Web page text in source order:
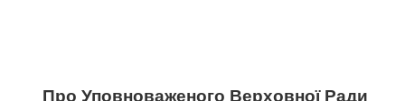
Про Уповноваженого Верховної Ради